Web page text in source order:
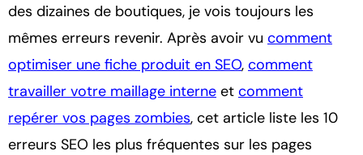
des dizaines de boutiques, je vois toujours les
mêmes erreurs revenir. Après avoir vu comment
optimiser une fiche produit en SEO, comment
travailler votre maillage interne et comment
repérer vos pages zombies, cet article liste les 10
erreurs SEO les plus fréquentes sur les pages